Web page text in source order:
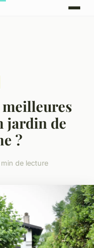
jardin de
?
de lecture